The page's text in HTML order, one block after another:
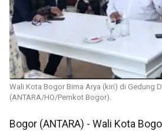
Wali Kota Bogor Bima Arya (kiri) di Gedung
(ANTARA/HO/Pemkot Bogor).
Bogor (ANTARA) - Wali Kota